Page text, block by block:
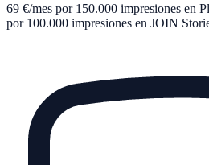
69 €/mes por 150.000 impresiones en
por 100.000 impresiones en JOIN